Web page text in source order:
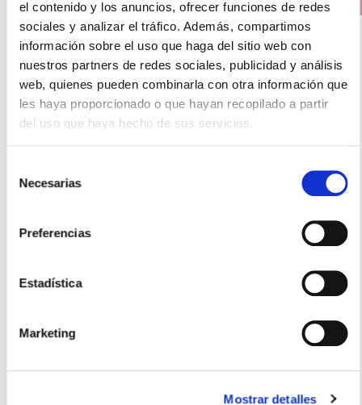
el contenido y los anuncios, ofrecer funciones de redes
sociales y analizar el tráfico. Además, compartimos
información sobre el uso que haga del sitio web con
nuestros partners de redes sociales, publicidad y análisis
web, quienes pueden combinarla con otra información que
les haya proporcionado o que hayan recopilado a partir
del uso que haya hecho de sus servicios.
Necesarias
Preferencias
Estadística
Marketing
Mostrar detalles
PRECIO ESPECIAL
COMPEED
9.90€
- +